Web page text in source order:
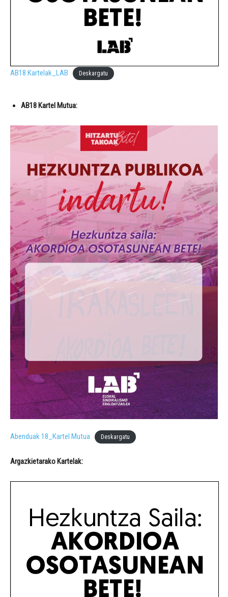
AB18 Kartelak_LAB Deskargatu
AB18 Kartel Mutua:
Abenduak 18_Kartel Mutua Deskargatu
Argazkietarako Kartelak: